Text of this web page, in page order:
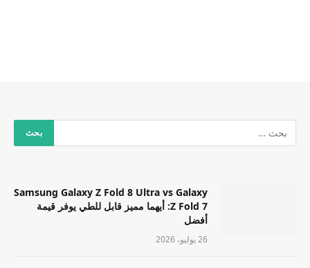
Samsung Galaxy Z Fold 8 Ultra vs Galaxy
Z Fold 7: أيهما مميز قابل للطي يوفر قيمة
أفضل
26 يوليو، 2026